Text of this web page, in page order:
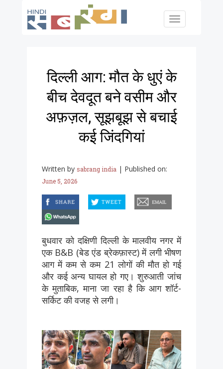
Toggle
दिल्ली आग: मौत के धुएं के
बीच देवदूत बने वसीम और
अफ़ज़ल, सूझबूझ से बचाई
कई जिंदगियां
Written by sabrang india | Published on:
June 5, 2026
बुधवार को दक्षिणी दिल्ली के मालवीय नगर में
एक B&B (बेड एंड ब्रेकफ़ास्ट) में लगी भीषण
आग में कम से कम 21 लोगों की मौत हो गई
और कई अन्य घायल हो गए। शुरुआती जांच
के मुताबिक, माना जा रहा है कि आग शॉर्ट-
सर्किट की वजह से लगी।